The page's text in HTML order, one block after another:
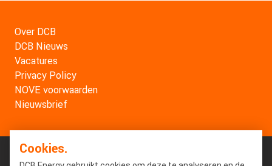
Over DCB
DCB Nieuws
Vacatures
Privacy Policy
NOVE voorwaarden
Nieuwsbrief
Cookies.